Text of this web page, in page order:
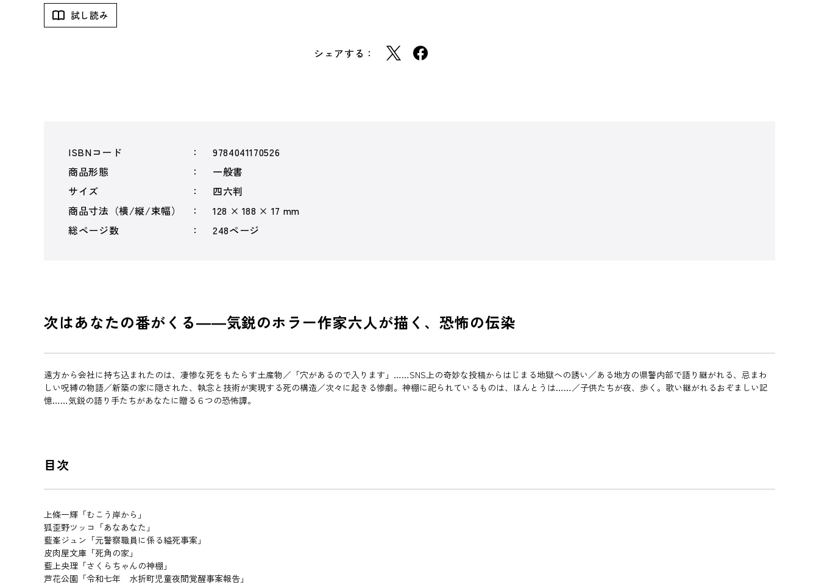
試し読み
シェアする：
ISBNコード
9784041170526
商品形態
一般書
サイズ
四六判
商品寸法（横/縦/束幅）
128 × 188 × 17 mm
総ページ数
248ページ
次はあなたの番がくる――気鋭のホラー作家六人が描く、恐怖の伝染
遠方から会社に持ち込まれたのは、凄惨な死をもたらす土産物／「穴があるので入ります」……SNS上の奇妙な投稿からはじまる地獄への誘い／ある地方の県警内部で語り継がれる、忌まわ
しい呪縛の物語／新築の家に隠された、執念と技術が実現する死の構造／次々に起きる惨劇。神棚に祀られているものは、ほんとうは……／子供たちが夜、歩く。歌い継がれるおぞましい記
憶……気鋭の語り手たちがあなたに贈る６つの恐怖譚。
目次
上條一輝「むこう岸から」
狐歪野ツッコ「あなあなた」
藍峯ジュン「元警察職員に係る縊死事案」
皮肉屋文庫「死角の家」
藍上央理「さくらちゃんの神棚」
芦花公園「令和七年 水折町児童夜間覚醒事案報告」